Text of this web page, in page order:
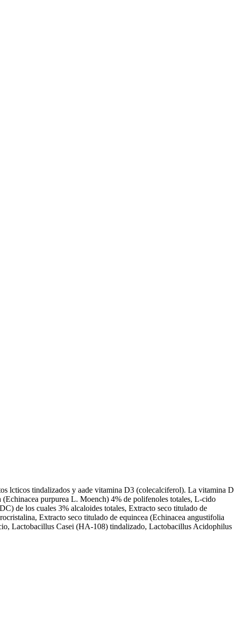
lcticos tindalizados y aade vitamina D3 (colecalciferol). La vitamina D
purpurea L. Moench) 4% de polifenoles totales, L-cido
de los cuales 3% alcaloides totales, Extracto seco titulado de
Extracto seco titulado de equincea (Echinacea angustifolia
Lactobacillus Casei (HA-108) tindalizado, Lactobacillus Acidophilus